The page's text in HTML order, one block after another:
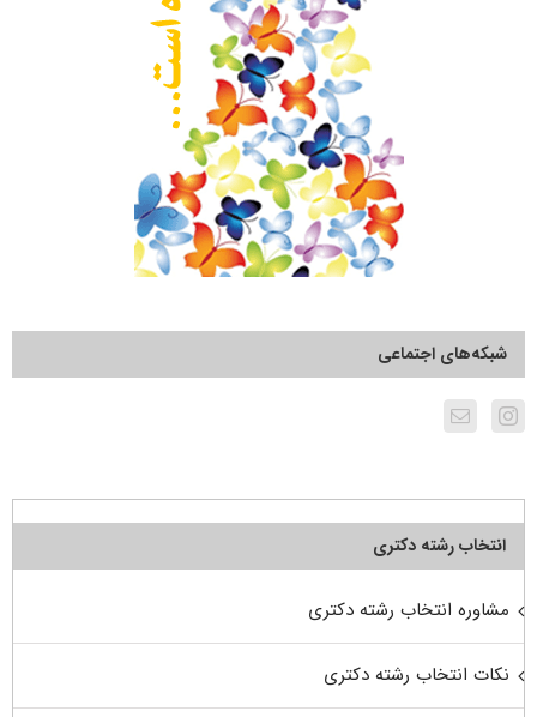
شبکه‌های اجتماعی
انتخاب رشته دکتری
مشاوره انتخاب رشته دکتری
نکات انتخاب رشته دکتری